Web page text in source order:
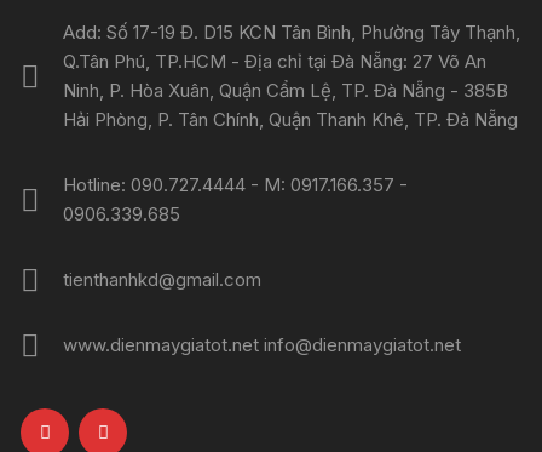
Add: Số 17-19 Đ. D15 KCN Tân Bình, Phường Tây Thạnh,
Q.Tân Phú, TP.HCM - Địa chỉ tại Đà Nẵng: 27 Võ An
Ninh, P. Hòa Xuân, Quận Cẩm Lệ, TP. Đà Nẵng - 385B
Hải Phòng, P. Tân Chính, Quận Thanh Khê, TP. Đà Nẵng
Hotline: 090.727.4444 - M: 0917.166.357 -
0906.339.685
tienthanhkd@gmail.com
www.dienmaygiatot.net info@dienmaygiatot.net